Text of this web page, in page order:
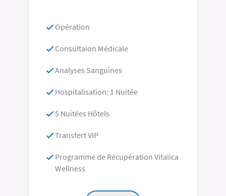
Opération
Consultaion Médicale
Analyses Sanguines
Hospitalisation: 1 Nuitée
5 Nuitées Hôtels
Transfert VIP
Programme de Récupération Vitalica
Wellness